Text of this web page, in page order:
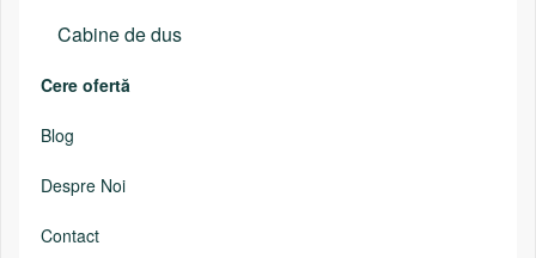
Cabine de dus
Cere ofertă
Blog
Despre Noi
Contact